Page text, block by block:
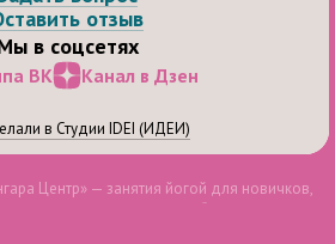
отзыв
в соцсетях
ВК Канал в Дзен
в Студии IDEI (ИДЕИ)
Центр» — занятия йогой для новичков,
для здоровья и бодрости духа.